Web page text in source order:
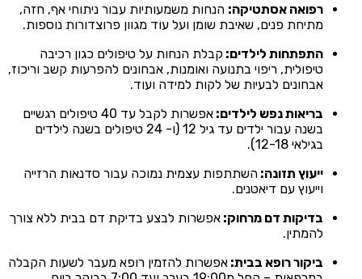
רפואה אסתטיקה: הנחות משמעותיות עבור ניתוחי אף, חזה,
מתיחת פנים, שאיבת שומן ועל עוד מגוון פרוצדורות נוספות.
התפתחות לילדים: קבלת הנחות על טיפולים כגון רכיבה
טיפולית, ריפוי בתנועה ואומנות, אבחונים להפרעות קשב וריכוז,
אבחונים לבעיות של לקות למידה ועוד.
בריאות נפש לילדים:
אפשרות לקבל עד 40 טיפולים רגשיים
בשנה עבור ילדים עד גיל 12 (ו- 24 טיפולים בשנה לילדים
בגילאי 12-18).
ייעוץ תזונה: השתתפות עצמית נמוכה עבור סדנאות הרזייה
וייעוץ עם דיאטנים.
בדיקות דם מרחוק: אפשרות לבצע בדיקת דם בבית ללא צורך
להמתין.
ביקור רופא בבית: אפשרות להזמין רופא מעבר לשעות הקבלה